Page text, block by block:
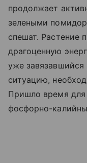
продолжает
зелеными
спешат. Растение
драгоценную
уже
ситуацию,
Пришло время
фосфорно-